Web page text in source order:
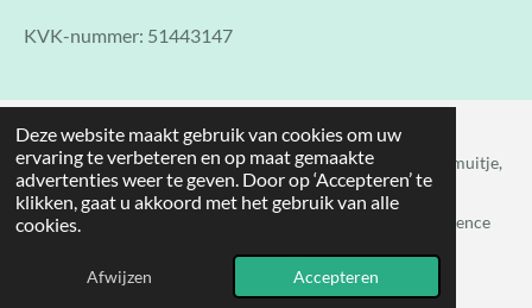
Deze website maakt gebruik van cookies om uw
ervaring te verbeteren en op maat gemaakte
advertenties weer te geven. Door op ‘Accepteren’ te
klikken, gaat u akkoord met het gebruik van alle
cookies.
Afwijzen Accepteren
KVK-nummer: 51443147
Hobbyhorsen. Bedrijfsuitje. Bedrijfsuitjehobbyhorsen. Teamuitje,
Hobbyhorse Xperience
© 2024 - 2026 lolmetjehobbyhorseknol, Hobbyhorse Xperience